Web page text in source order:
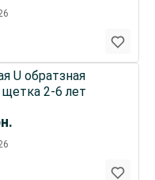
U обратзная
щетка 2-6 лет